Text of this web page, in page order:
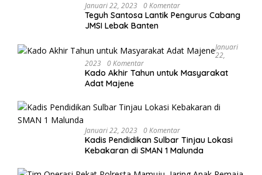
Januari 22, 2023 0 Komentar
Teguh Santosa Lantik Pengurus Cabang
JMSI Lebak Banten
Januari
22,
2023 0 Komentar
Kado Akhir Tahun untuk Masyarakat
Adat Majene
Januari 22, 2023 0 Komentar
Kadis Pendidikan Sulbar Tinjau Lokasi
Kebakaran di SMAN 1 Malunda